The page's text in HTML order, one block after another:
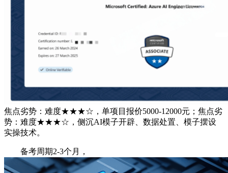
焦点劣势：难度★★★☆，单项目报价5000-12000元；焦点劣
势：难度★★★☆，侧沉AI模子开辟、数据处置、模子摆设
实操技术。
备考周期2-3个月，